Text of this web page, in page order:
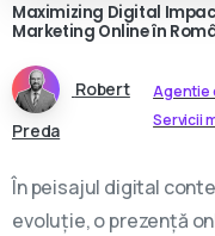
Maximizing Digital
Marketing Onlineîn
Robert
Preda
Agentie
Servicii
În peisajul digital
evoluție, o prezență